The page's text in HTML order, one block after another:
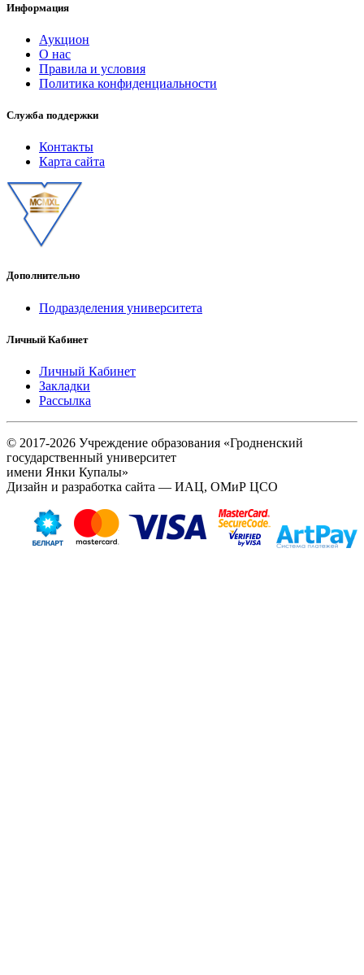
Информация
Аукцион
О нас
Правила и условия
Политика конфиденциальности
Служба поддержки
Контакты
Карта сайта
Дополнительно
Подразделения университета
Личный Кабинет
Личный Кабинет
Закладки
Рассылка
© 2017-2026 Учреждение образования «Гродненский
государственный университет
имени Янки Купалы»
Дизайн и разработка сайта — ИАЦ, ОМиР ЦСО